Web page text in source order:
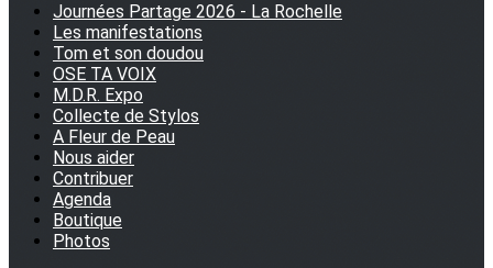
Journées Partage 2026 - La Rochelle
Les manifestations
Tom et son doudou
OSE TA VOIX
M.D.R. Expo
Collecte de Stylos
A Fleur de Peau
Nous aider
Contribuer
Agenda
Boutique
Photos